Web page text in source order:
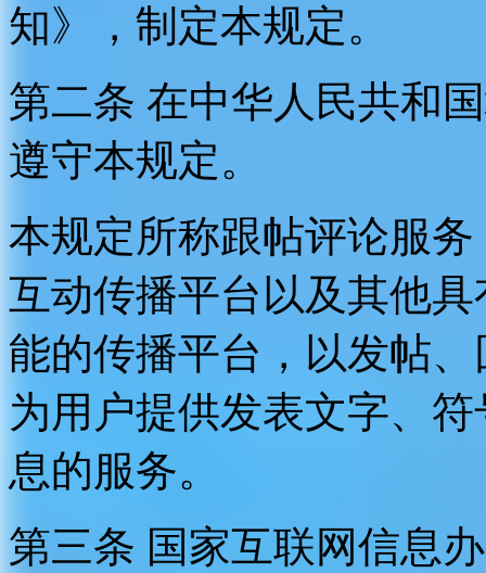
知》，制定本规定。
第二条 在中华人民共和
遵守本规定。
本规定所称跟帖评论服
互动传播平台以及其他
能的传播平台，以发帖
为用户提供发表文字、
息的服务。
第三条 国家互联网信息